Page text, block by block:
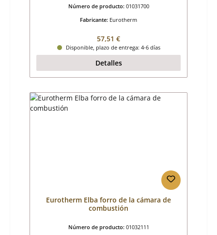
Número de producto: 01031700
Fabricante: Eurotherm
Precio normal:
57,51 €
Disponible, plazo de entrega: 4-6 días
Detalles
Eurotherm Elba forro de la cámara de
combustión
Número de producto: 01032111